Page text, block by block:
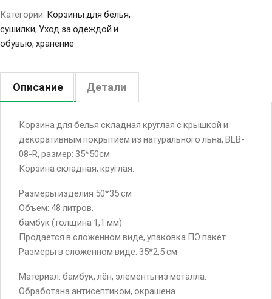
Категории: Корзины для белья,
сушилки, Уход за одеждой и
обувью, хранение
Описание Детали
Корзина для белья складная круглая с крышкой и
декоративным покрытием из натурального льна, BLB-
08-R, размер: 35*50см
Корзина складная, круглая.
Размеры изделия 50*35 см
Объем: 48 литров.
бамбук (толщина 1,1 мм)
Продается в сложенном виде, упаковка ПЭ пакет.
Размеры в сложенном виде: 35*2,5 см
Материал: бамбук, лён, элементы из металла.
Обработана антисептиком, окрашена